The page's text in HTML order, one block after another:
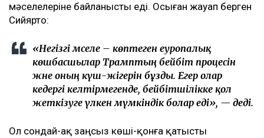
мәселелеріне байланысты еді. Осыған жауап берген
Сийярто:
«Негізгі мәселе – көптеген еуропалық
көшбасшылар Трамптың бейбіт процесін
және оның күш-жігерін бұзды. Егер олар
кедергі келтірмегенде, бейбітшілікке қол
жеткізуге үлкен мүмкіндік болар еді», — деді.
Ол сондай-ақ заңсыз көші-қонға қатысты